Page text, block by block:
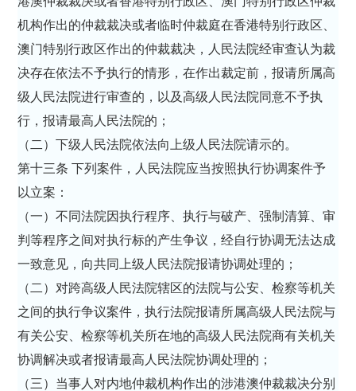
机构作出的仲裁裁决或者临时仲裁庭在香港特别行政区、
澳门特别行政区作出的仲裁裁决，人民法院经审查认为裁
决存在依法不予执行的情形，在作出裁定前，报请所属高
级人民法院进行审查的，以及高级人民法院同意不予执
行，报请最高人民法院的；
（二）下级人民法院依法向上级人民法院请示的。
第十三条 下列案件，人民法院应当按照执行协调案件予
以立案：
（一）不同法院因执行程序、执行与破产、强制清算、审
判等程序之间对执行标的产生争议，经自行协调无法达成
一致意见，向共同上级人民法院报请协调处理的；
（二）对跨高级人民法院辖区的法院与公安、检察等机关
之间的执行争议案件，执行法院报请所属高级人民法院与
有关公安、检察等机关所在地的高级人民法院商有关机关
协调解决或者报请最高人民法院协调处理的；
（三）当事人对内地仲裁机构作出的涉港澳仲裁裁决分别